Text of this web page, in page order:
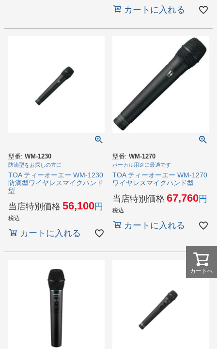
カートに入れる
型番: WM-1230
防滴型をお探しの方に
TOA ティーオーエー WM-1230
防滴型ワイヤレスマイクハンド
型
当店特別価格 56,100
税込
カートに入れる
型番: WM-1270
ボーカル用途に最適です
TOA ティーオーエー WM-1270
ワイヤレスマイクハンド型
当店特別価格 67,760
税込
カートに入れる
カートへ